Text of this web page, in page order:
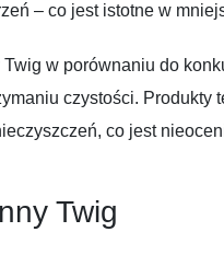
– co jest istotne w
Twig w porównaniu do
czystości.
co jest
Twig